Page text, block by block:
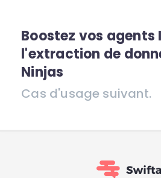
Boostez vos agents
l'extraction de
Ninjas
Cas d'usage suivant.